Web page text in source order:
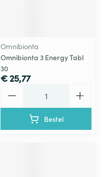
Omnibionta
Omnibionta 3 Energy Tabl
30
€ 25,77
Bestel